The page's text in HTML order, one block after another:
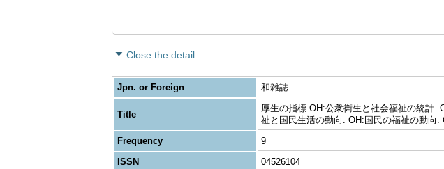
Close the detail
Jpn. or Foreign 和雑誌
Title
厚生の指標 OH:公衆衛生と社会福祉の統計
祉と国民生活の動向. OH:国民の福祉の動向
Frequency
9
ISSN
04526104